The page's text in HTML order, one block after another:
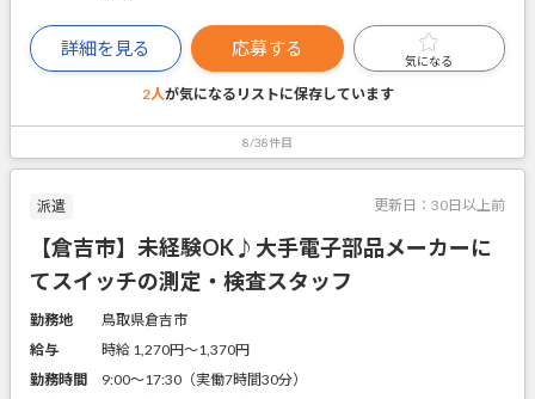
詳細を見る 応募する
気になる
2人が気になるリストに保存しています
8/38件目
派遣 更新日： 30日以上前
【倉吉市】未経験OK♪大手電子部品メーカーに
てスイッチの測定・検査スタッフ
勤務地
鳥取県倉吉市
給与
時給 1,270円〜1,370円
勤務時間
9:00～17:30（実働7時間30分）